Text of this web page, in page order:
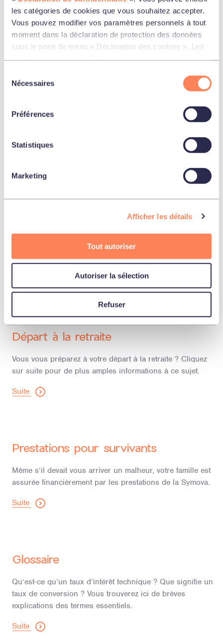
les catégories de cookies que vous souhaitez accepter.
Vous pouvez modifier vos paramètres personnels à tout
moment dans la déclaration de protection des données
sous le point de menu « Déclaration des cookies ». Les
l’utilisateur plus efficace.
Nécessaires
Préférences
Statistiques
Marketing
Afficher les détails
Tout autoriser
Autoriser la sélection
Refuser
enregistré
Un divorce, ou la dissolution d’un partenariat ne reste pas
sans effet sur votre prévoyance professionnelle.
Quelles prestations obtenez-vous en cas d’invalidité?
Qu’est-ce qui se passe avec votre avoir de vieillesse
épargné lorsque votre rapport de travail prend fin?
Départ à la retraite
Vous vous préparez à votre départ à la retraite ? Cliquez
sur suite pour de plus amples informations à ce sujet.
Suite
Prestations pour survivants
Même s’il devait vous arriver un malheur, votre famille est
assurée financièrement par les prestations de la Symova.
Suite
Glossaire
Qu’est-ce qu’un taux d’intérêt technique ? Que signifie un
taux de conversion ? Vous trouverez ici de brèves
explications des termes essentiels.
Suite